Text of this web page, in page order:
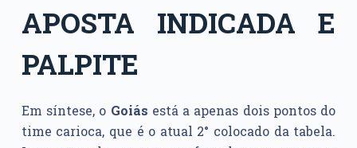
APOSTA INDICADA E
PALPITE
Em síntese, o Goiás está a apenas dois pontos do
time carioca, que é o atual 2° colocado da tabela.